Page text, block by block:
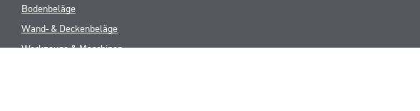
Bodenbeläge
Wand- & Deckenbeläge
Werkzeuge & Maschinen